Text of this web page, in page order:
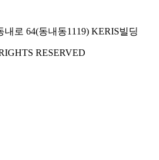
로 64(동내동1119) KERIS빌딩
RESERVED